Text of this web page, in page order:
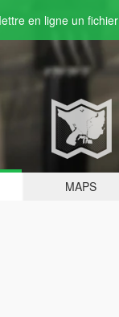
en ligne un fichier
MAPS